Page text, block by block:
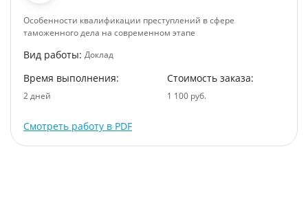
Особенности квалификации преступлений в сфере
таможенного дела на современном этапе
Вид работы: Доклад
Время выполнения:
2 дней
Стоимость заказа:
1 100 руб.
Смотреть работу в PDF